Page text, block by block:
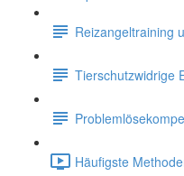
Reizangeltraining
Tierschutzwidrige
Häufigste